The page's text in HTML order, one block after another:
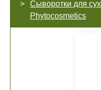
Сыворотки для
Phytocosmetics